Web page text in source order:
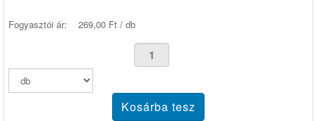
Fogyasztói ár: 269,00 Ft / db